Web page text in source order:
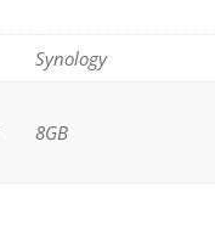
Synology
8GB